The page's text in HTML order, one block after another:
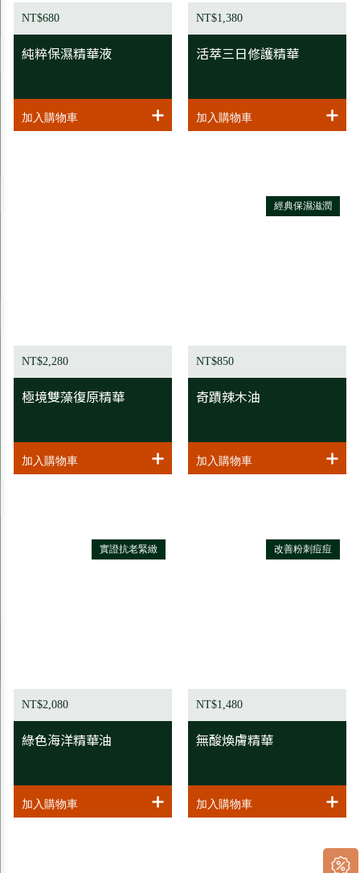
NT$680
純粹保濕精華液
NT$1,380
活萃三日修護精華
NT$2,280
極境雙藻復原精華
經典保濕滋潤
NT$850
奇蹟辣木油
實證抗老緊緻
NT$2,080
綠色海洋精華油
改善粉刺痘痘
NT$1,480
無酸煥膚精華